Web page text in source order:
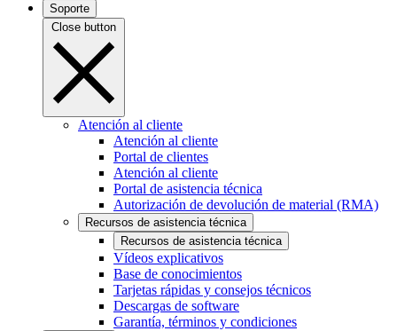
Soporte
Close button
Atención al cliente
Atención al cliente
Portal de clientes
Atención al cliente
Portal de asistencia técnica
Autorización de devolución de material (RMA)
Recursos de asistencia técnica
Recursos de asistencia técnica
Vídeos explicativos
Base de conocimientos
Tarjetas rápidas y consejos técnicos
Descargas de software
Garantía, términos y condiciones